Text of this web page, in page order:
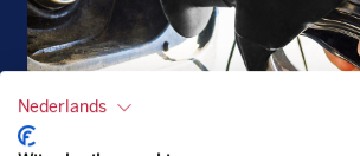
Nederlands